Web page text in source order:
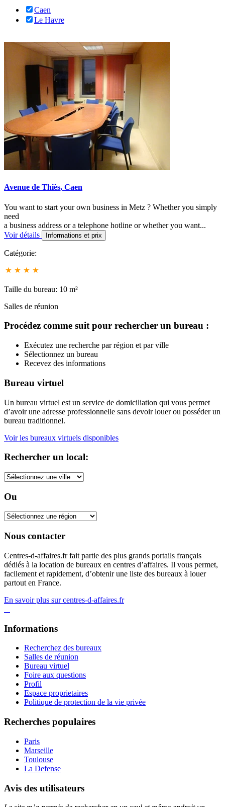
Caen
Le Havre
Avenue de Thiès, Caen
You want to start your own business in Metz ? Whether you simply
need
a business address or a telephone hotline or whether you want...
Voir détails
Informations et prix
Catégorie:
Taille du bureau: 10 m²
Salles de réunion
Procédez comme suit pour rechercher un bureau :
Exécutez une recherche par région et par ville
Sélectionnez un bureau
Recevez des informations
Bureau virtuel
Un bureau virtuel est un service de domiciliation qui vous permet
d’avoir une adresse professionnelle sans devoir louer ou posséder un
bureau traditionnel.
Voir les bureaux virtuels disponibles
Rechercher un local:
Ou
Nous contacter
Centres-d-affaires.fr fait partie des plus grands portails français
dédiés à la location de bureaux en centres d’affaires. Il vous permet,
facilement et rapidement, d’obtenir une liste des bureaux à louer
partout en France.
En savoir plus sur centres-d-affaires.fr
Informations
Recherchez des bureaux
Salles de réunion
Bureau virtuel
Foire aux questions
Profil
Espace proprietaires
Politique de protection de la vie privée
Recherches populaires
Paris
Marseille
Toulouse
La Defense
Avis des utilisateurs